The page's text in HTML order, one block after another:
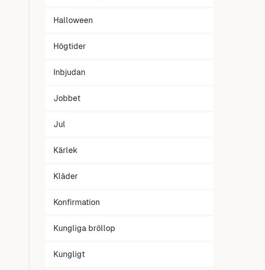
Halloween
Högtider
Inbjudan
Jobbet
Jul
Kärlek
Kläder
Konfirmation
Kungliga bröllop
Kungligt